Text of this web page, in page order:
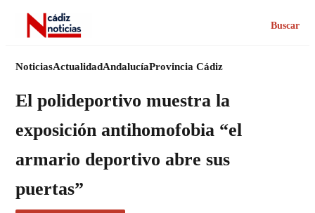
Buscar
NoticiasActualidadAndalucíaProvincia Cádiz
El polideportivo muestra la
exposición antihomofobia “el
armario deportivo abre sus
puertas”